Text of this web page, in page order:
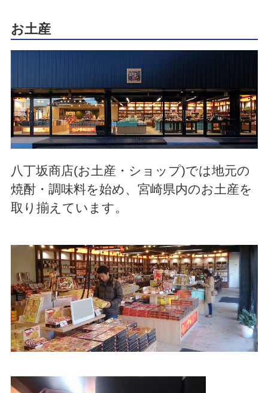
お土産
八丁坂商店(お土産・ショップ)では地元の
焼酎・調味料を始め、宮崎県内のお土産を
取り揃えています。